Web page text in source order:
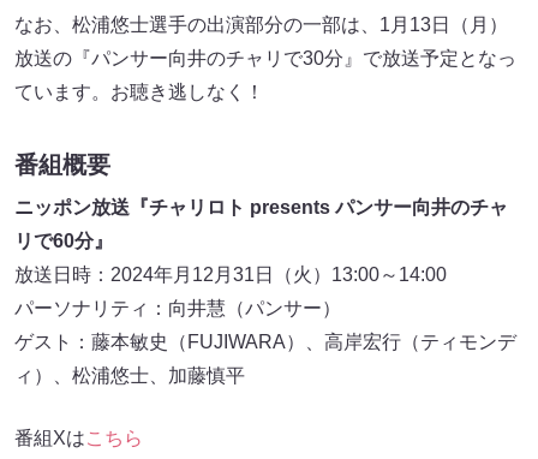
なお、松浦悠士選手の出演部分の一部は、1月13日（月）
放送の『パンサー向井のチャリで30分』で放送予定となっ
ています。お聴き逃しなく！
番組概要
ニッポン放送『チャリロト presents パンサー向井のチャ
リで60分』
放送日時：2024年月12月31日（火）13:00～14:00
パーソナリティ：向井慧（パンサー）
ゲスト：藤本敏史（FUJIWARA）、高岸宏行（ティモンデ
ィ）、松浦悠士、加藤慎平
番組Xはこちら